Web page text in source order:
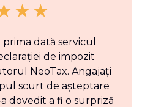
dată servicul
de impozit
NeoTax. Angajați
scurt de așteptare
dovedit a fi o surpriză